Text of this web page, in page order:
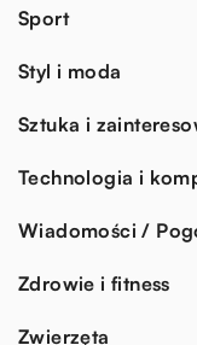
Sport
Styl i moda
Sztuka i
Technologia i
Wiadomości /
Zdrowie i fitness
Zwierzęta